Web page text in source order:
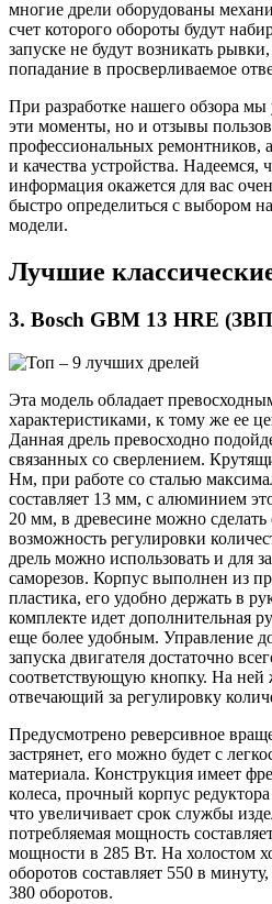
многие дрели оборудованы
счет которого обороты будут
запуске не будут возникать
попадание в просверливаемое
При разработке нашего обзора мы
эти моменты, но и отзывы
профессиональных ремонтников,
и качества устройства. Надеемся,
информация окажется для вас
быстро определиться с выбором
модели.
Лучшие
3. Bosch GBM 13 HRE
Эта модель обладает
характеристиками, к тому же ее
Данная дрель превосходно
связанных со сверлением.
Нм, при работе со сталью
составляет 13 мм, с алюминием
20 мм, в древесине можно
возможность регулировки
дрель можно использовать и для
саморезов. Корпус выполнен из
пластика, его удобно держать в
комплекте идет дополнительная
еще более удобным. Управление
запуска двигателя достаточно
соответствующую кнопку. На ней
отвечающий за регулировку
Предусмотрено реверсивное
застрянет, его можно будет с
материала. Конструкция имеет
колеса, прочный корпус
что увеличивает срок службы
потребляемая мощность
мощности в 285 Вт. На холостом
оборотов составляет 550 в
380 оборотов.